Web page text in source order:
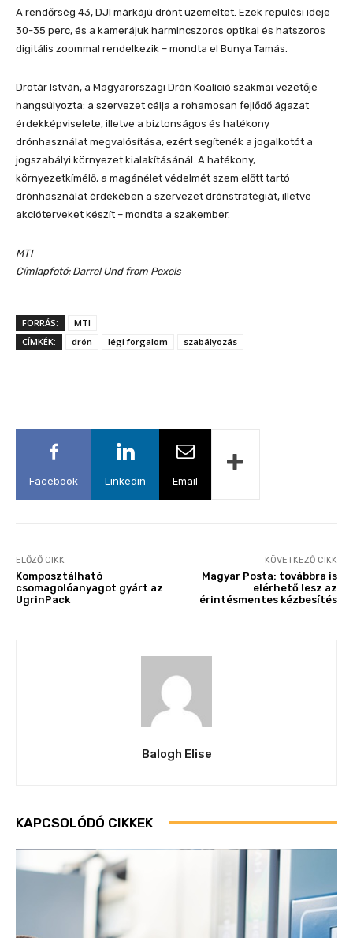
A rendőrség 43, DJI márkájú drónt üzemeltet. Ezek repülési ideje
30-35 perc, és a kamerájuk harmincszoros optikai és hatszoros
digitális zoommal rendelkezik – mondta el Bunya Tamás.
Drotár István, a Magyarországi Drón Koalíció szakmai vezetője
hangsúlyozta: a szervezet célja a rohamosan fejlődő ágazat
érdekképviselete, illetve a biztonságos és hatékony
drónhasználat megvalósítása, ezért segítenék a jogalkotót a
jogszabályi környezet kialakításánál. A hatékony,
környezetkímélő, a magánélet védelmét szem előtt tartó
drónhasználat érdekében a szervezet drónstratégiát, illetve
akcióterveket készít – mondta a szakember.
MTI
Címlapfotó:Darrel Und from Pexels
FORRÁS:
MTI
CÍMKÉK:
drón légi forgalom szabályozás
Facebook Linkedin Email
ELŐZŐ CIKK
Komposztálható
csomagolóanyagot gyárt az
UgrinPack
KÖVETKEZŐ CIKK
Magyar Posta: továbbra is
elérhető lesz az
érintésmentes kézbesítés
Balogh Elise
KAPCSOLÓDÓ CIKKEK